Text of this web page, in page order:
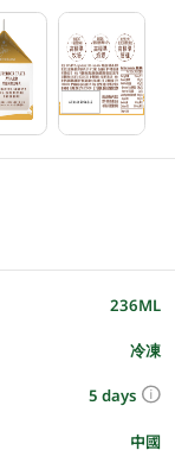
236ML
冷凍
5 days
中國